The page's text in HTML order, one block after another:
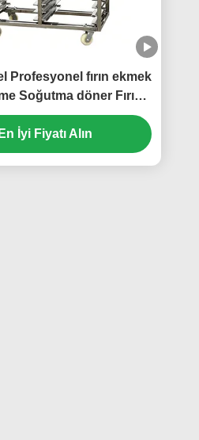
Profesyonel fırın ekmek
Soğutma döner Fırın
Çelik çok katmanlı Tava
raf market arabası
En İyi Fiyatı Alın